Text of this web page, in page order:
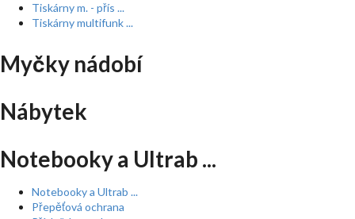
Tiskárny m. - přís ...
Tiskárny multifunk ...
Myčky nádobí
Nábytek
Notebooky a Ultrab ...
Notebooky a Ultrab ...
Přepěťová ochrana